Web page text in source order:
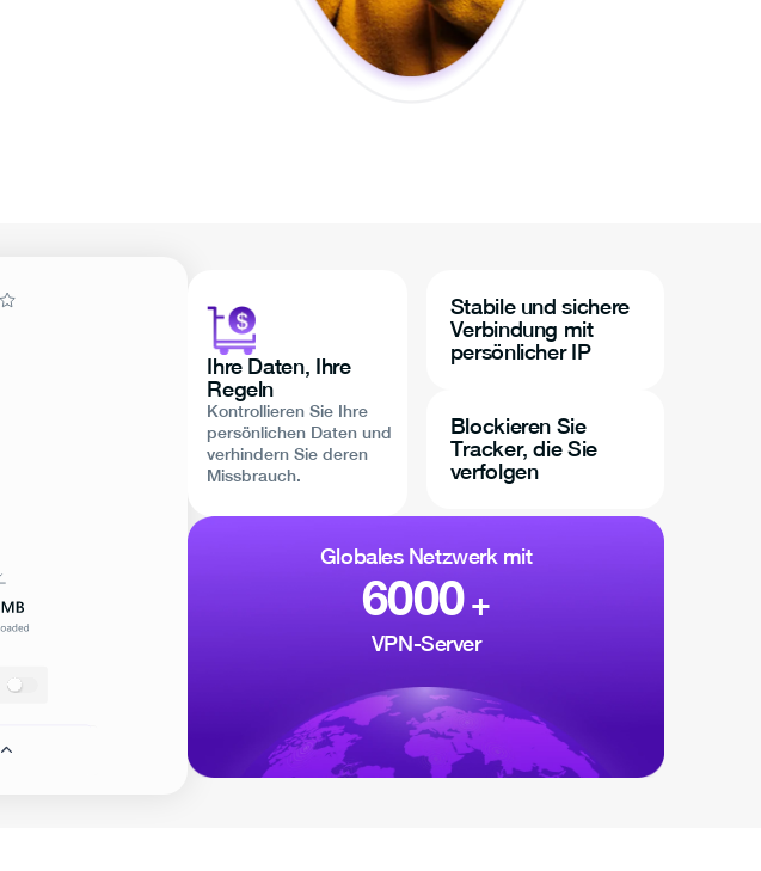
Ihre Daten, Ihre
Regeln
Kontrollieren Sie Ihre
persönlichen Daten und
verhindern Sie deren
Missbrauch.
Stabile und sichere
Verbindung mit
persönlicher IP
Blockieren Sie
Tracker, die Sie
verfolgen
Globales Netzwerk mit
6000+
VPN-Server